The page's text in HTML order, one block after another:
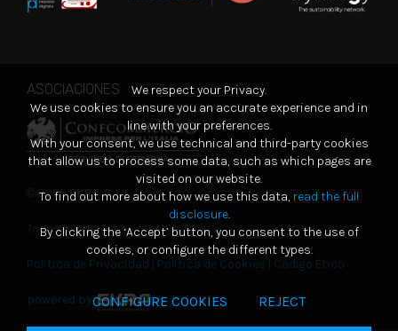
ASOCIACIONES
© 2026EKRA S.r.l.
Todos los derechos reservados
Política de Privacidad Política de Cookies Código Ético
powered by
We respect your Privacy.
We use cookies to ensure you an accurate experience and in
line with your preferences.
With your consent, we use technical and third-party cookies
that allow us to process some data, such as which pages are
visited on our website.
To find out more about how we use this data, read the full
disclosure.
By clicking the ‘Accept’ button, you consent to the use of
cookies, or configure the different types.
CONFIGURE COOKIES REJECT